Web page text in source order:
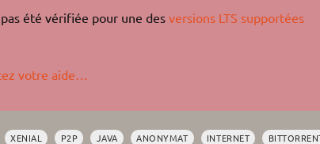
été vérifiée pour une desversions LTS supportées
votre aide…
XENIAL P2P JAVA ANONYMAT INTERNET